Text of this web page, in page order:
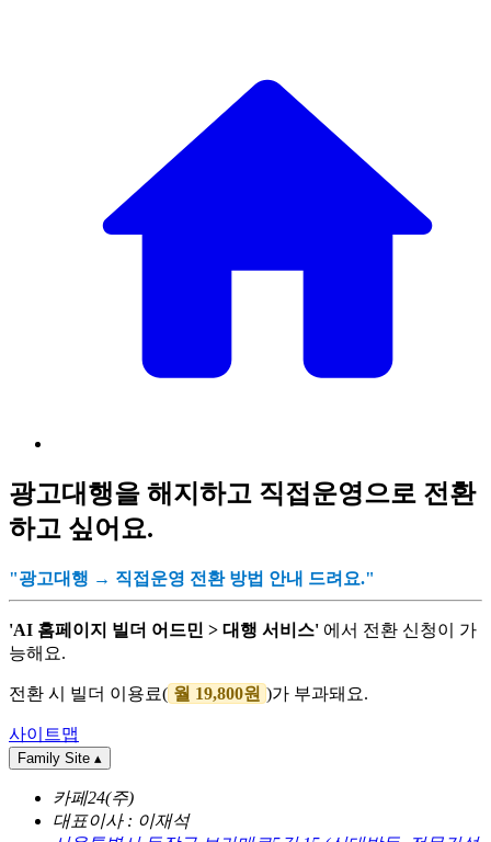
광고대행을 해지하고 직접운영으로 전환
하고 싶어요.
"광고대행 → 직접운영 전환 방법 안내 드려요."
'AI 홈페이지 빌더 어드민 > 대행 서비스' 에서 전환 신청이 가
능해요.
전환 시 빌더 이용료( 월 19,800원 )가 부과돼요.
사이트맵
Family Site ▴
카페24(주)
대표이사 : 이재석